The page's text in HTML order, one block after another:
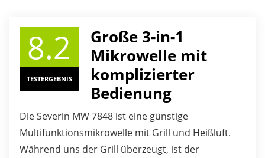
8.2
TESTERGEBNIS
Große 3-in-1
Mikrowelle mit
komplizierter
Bedienung
Die Severin MW 7848 ist eine günstige
Multifunktionsmikrowelle mit Grill und Heißluft.
Während uns der Grill überzeugt, ist der